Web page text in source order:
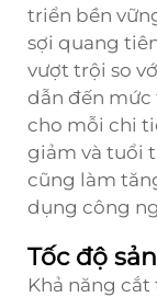
triển bền
sợi quang
vượt trội so
dẫn đến
cho mỗi chi
giảm và tuổi
cũng làm
dụng công
Tốc độ
Khả năng